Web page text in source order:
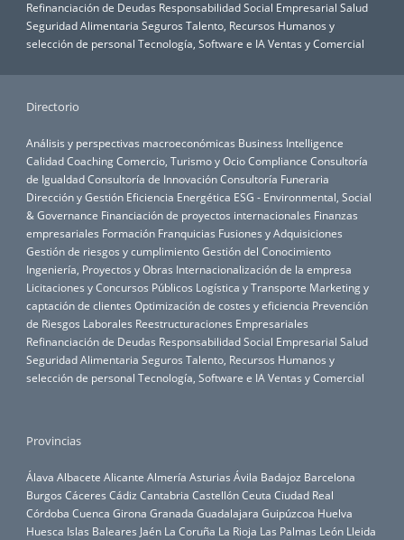
Refinanciación de Deudas Responsabilidad Social Empresarial Salud
Seguridad Alimentaria Seguros Talento, Recursos Humanos y
selección de personal Tecnología, Software e IA Ventas y Comercial
Directorio
Análisis y perspectivas macroeconómicas Business Intelligence
CalidadCoachingComercio, Turismo y OcioCompliance Consultoría
de IgualdadConsultoría de InnovaciónConsultoría Funeraria
Dirección y Gestión Eficiencia Energética ESG - Environmental, Social
& Governance Financiación de proyectos internacionales Finanzas
empresariales Formación Franquicias Fusiones y Adquisiciones
Gestión de riesgos y cumplimientoGestión del Conocimiento
Ingeniería, Proyectos y Obras Internacionalización de la empresa
Licitaciones y Concursos Públicos Logística y Transporte Marketing y
captación de clientes Optimización de costes y eficiencia Prevención
de Riesgos Laborales Reestructuraciones Empresariales
Refinanciación de Deudas Responsabilidad Social Empresarial Salud
Seguridad Alimentaria Seguros Talento, Recursos Humanos y
selección de personal Tecnología, Software e IA Ventas y Comercial
Provincias
Álava Albacete Alicante Almería Asturias Ávila Badajoz Barcelona
Burgos Cáceres Cádiz Cantabria CastellónCeuta Ciudad Real
Córdoba Cuenca Girona Granada Guadalajara Guipúzcoa Huelva
Huesca Islas Baleares Jaén La Coruña La Rioja Las Palmas León Lleida